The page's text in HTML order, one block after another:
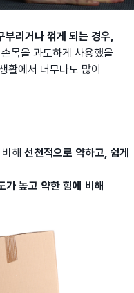
부리거나 꺾게 되는 경우,
목을 과도하게 사용했을
활에서 너무나도 많이
해 선천적으로 약하고, 쉽게
가 높고 약한 힘에 비해